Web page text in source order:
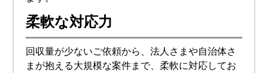
柔軟な対応力
回収量が少ないご依頼から、法人さまや自治体さ
まが抱える大規模な案件まで、柔軟に対応してお